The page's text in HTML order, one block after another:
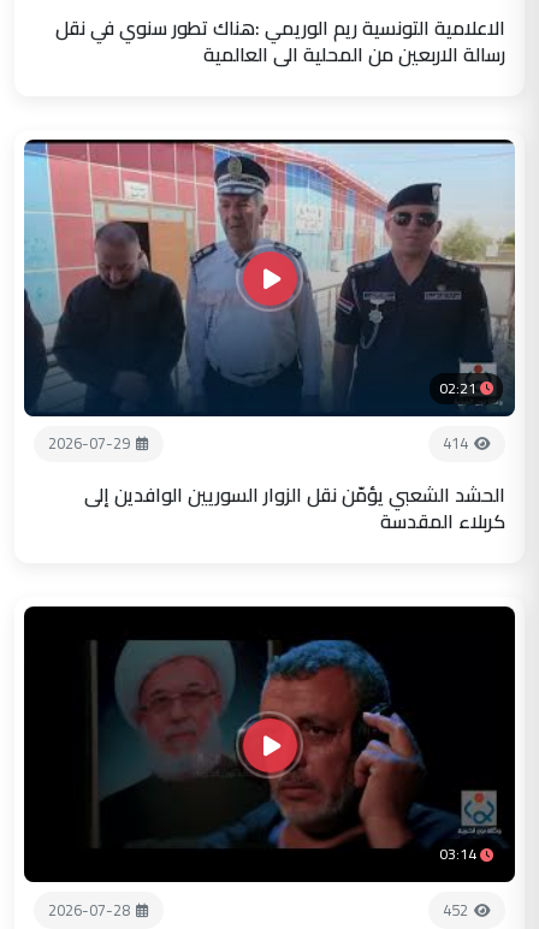
الاعلامية التونسية ريم الوريمي :هناك تطور سنوي في نقل
رسالة الاربعين من المحلية الى العالمية
02:21
414
2026-07-29
الحشد الشعبي يؤمّن نقل الزوار السوريين الوافدين إلى
كربلاء المقدسة
03:14
452
2026-07-28